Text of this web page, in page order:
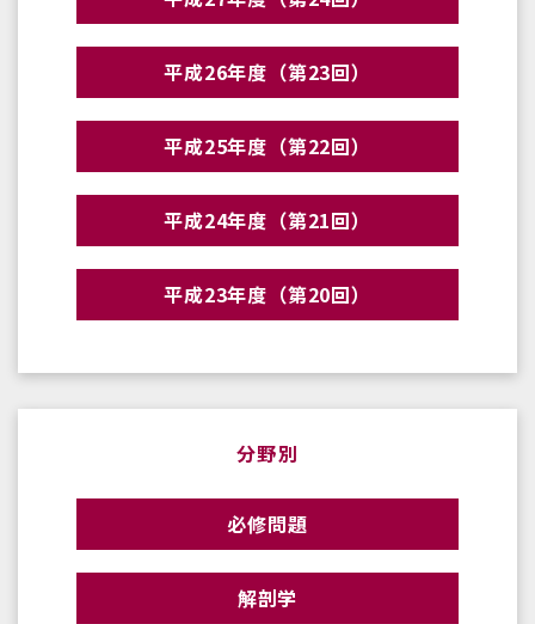
平成26年度（第23回）
平成25年度（第22回）
平成24年度（第21回）
平成23年度（第20回）
分野別
必修問題
解剖学